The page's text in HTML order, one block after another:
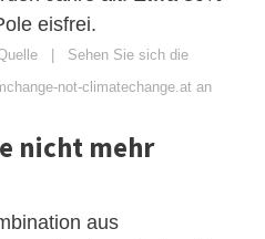
eisfrei.
| Sehen Sie sich die
not-climatechange.at an
nicht mehr
aus